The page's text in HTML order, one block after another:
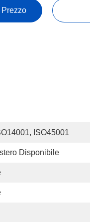
ISO45001
Disponibile